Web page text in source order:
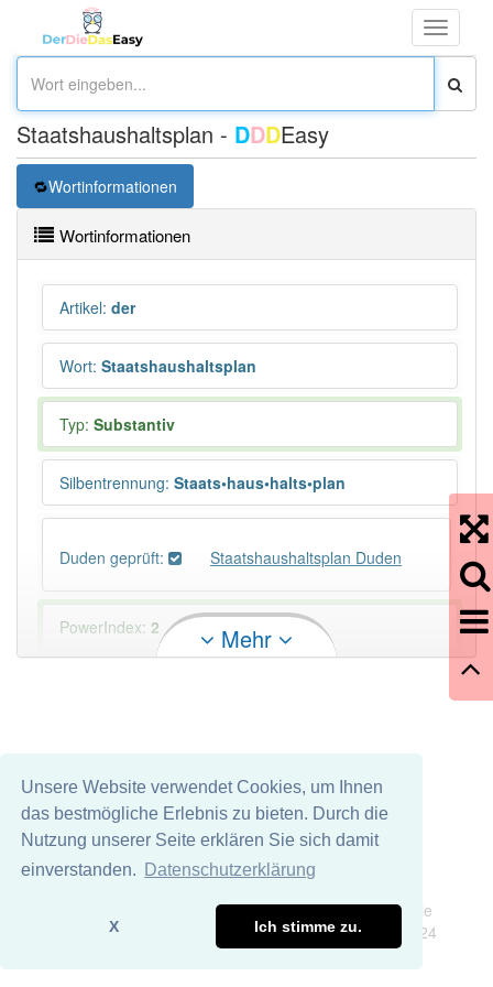
Unsere Website verwendet Cookies, um Ihnen
das bestmögliche Erlebnis zu bieten. Durch die
Nutzung unserer Seite erklären Sie sich damit
einverstanden.
Datenschutzerklärung
X Ich stimme zu.
Toggle
Staatshaushaltsplan - DDDEasy
Wortinformationen
Wortinformationen
Artikel: der
Wort: Staatshaushaltsplan
Typ: Substantiv
Silbentrennung: Staats•haus•halts•plan
Duden geprüft: Staatshaushaltsplan Duden
PowerIndex: 2
Wörter mit Endung -staatshaushaltsplan aber mit
einem anderen Artikelder: 0
88% unserer Spielapp-Nutzer haben den Artikel
Mehr
Wir übernehmen keine Garantie und keine Haftung für die
Richtigkeit und Vollständigkeit dieser Seite. DDDEasy 2024